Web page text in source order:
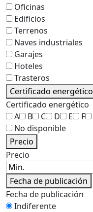
Oficinas
Edificios
Terrenos
Naves industriales
Garajes
Hoteles
Trasteros
Certificado energético
Certificado energético
A
B C D E F
No disponible
Precio
Precio
Fecha de publicación
Fecha de publicación
Indiferente